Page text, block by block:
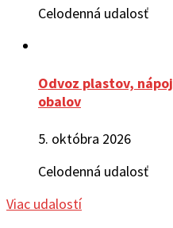
Celodenná udalosť
Odvoz plastov,
obalov
5. októbra 2026
Celodenná udalosť
Viac udalostí